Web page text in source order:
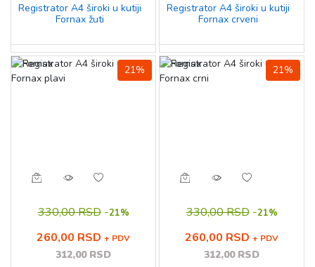
Registrator A4 široki u kutiji
Fornax žuti
Registrator A4 široki u kutiji
Fornax crveni
21%
330,00 RSD-21%
260,00 RSD + PDV
312,00 RSD
21%
330,00 RSD-21%
260,00 RSD + PDV
312,00 RSD